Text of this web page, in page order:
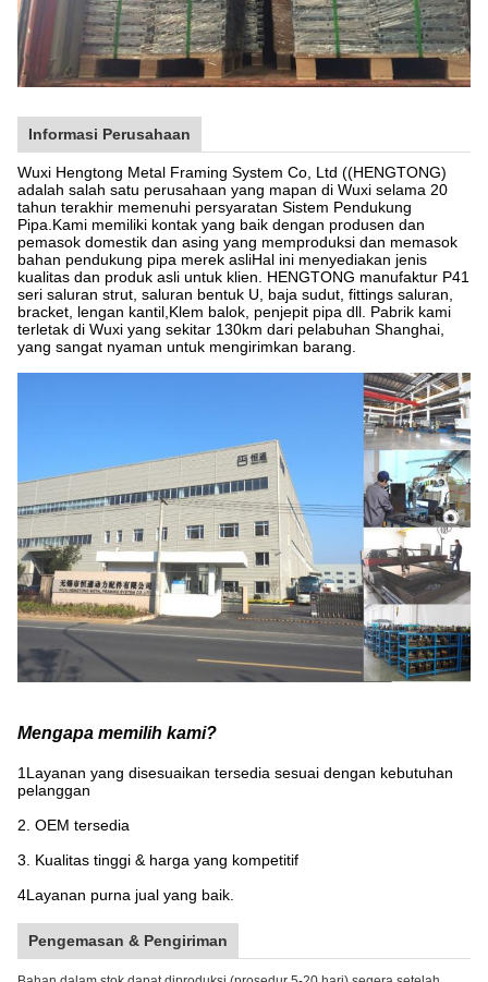
Informasi Perusahaan
Wuxi Hengtong Metal Framing System Co, Ltd ((HENGTONG)
adalah salah satu perusahaan yang mapan di Wuxi selama 20
tahun terakhir memenuhi persyaratan Sistem Pendukung
Pipa.Kami memiliki kontak yang baik dengan produsen dan
pemasok domestik dan asing yang memproduksi dan memasok
bahan pendukung pipa merek asliHal ini menyediakan jenis
kualitas dan produk asli untuk klien. HENGTONG manufaktur P41
seri saluran strut, saluran bentuk U, baja sudut, fittings saluran,
bracket, lengan kantil,Klem balok, penjepit pipa dll. Pabrik kami
terletak di Wuxi yang sekitar 130km dari pelabuhan Shanghai,
yang sangat nyaman untuk mengirimkan barang.
Mengapa memilih kami?
1Layanan yang disesuaikan tersedia sesuai dengan kebutuhan
pelanggan
2. OEM tersedia
3. Kualitas tinggi & harga yang kompetitif
4Layanan purna jual yang baik.
Pengemasan & Pengiriman